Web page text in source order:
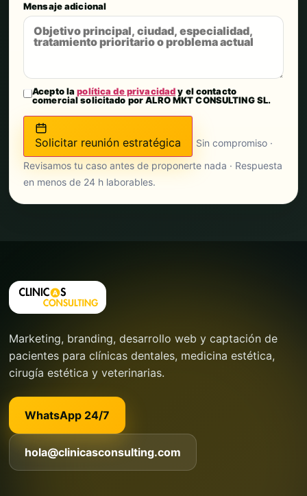
Mensaje adicional
Acepto lapolítica de privacidady el contacto
comercial solicitado por ALRO MKT CONSULTING SL.
Solicitar reunión estratégica
Sin compromiso ·
Revisamos tu caso antes de proponerte nada · Respuesta
en menos de 24 h laborables.
Marketing, branding, desarrollo web y captación de
pacientes para clínicas dentales, medicina estética,
cirugía estética y veterinarias.
WhatsApp 24/7
hola@clinicasconsulting.com